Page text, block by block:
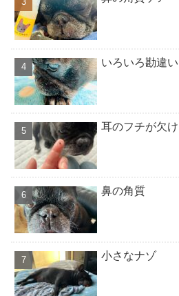
いろいろ勘違い
耳のフチが欠
鼻の角質
小さなナゾ